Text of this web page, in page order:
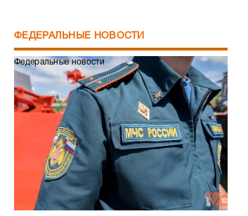
ФЕДЕРАЛЬНЫЕ НОВОСТИ
Федеральные новости